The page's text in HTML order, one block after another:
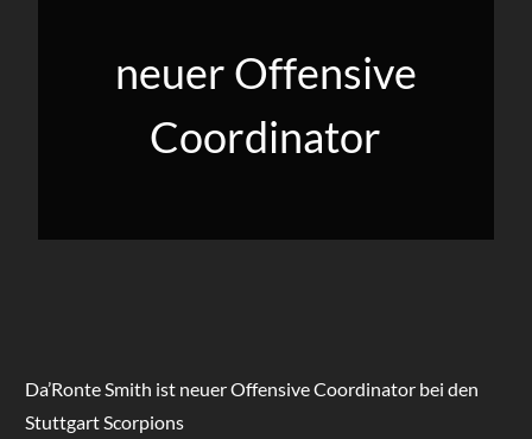
neuer Offensive
Coordinator
Da’Ronte Smith ist neuer Offensive Coordinator bei den
Stuttgart Scorpions